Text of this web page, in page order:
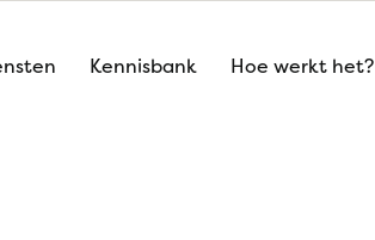
Kennisbank Hoe werkt het?